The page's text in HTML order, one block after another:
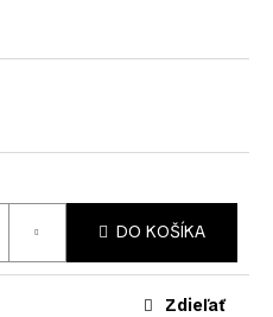
DO KOŠÍKA
Zdieľať